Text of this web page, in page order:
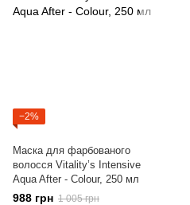
−2%
Маска для фарбованого
волосся Vitality’s Intensive
Aqua After - Colour, 250 мл
988 грн 1 005 грн